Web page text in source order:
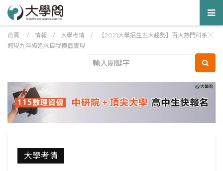
首頁 / 情報 / 大學考情 /
【2021大學招生五大趨勢】百大熱門科系╳
體現九年級追求自我價值實現
大學考情